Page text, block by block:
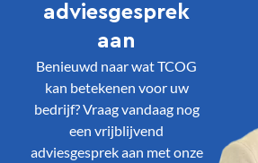
adviesgesprek
aan
Benieuwd naar wat TCOG
kan betekenen voor uw
bedrijf? Vraag vandaag nog
een vrijblijvend
adviesgesprek aan met onze